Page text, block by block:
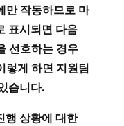
만 작동하므로 마
표시되면 다음
선호하는 경우
렇게 하면 지원팀
습니다.
행 상황에 대한